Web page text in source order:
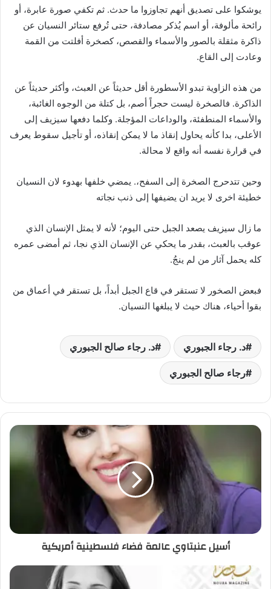
يوشكوا على تصديق أنهم تجاوزوا ما حدث. ثم تكفي صورة عابرة، أو
رائحة مألوفة، أو اسم يُذكر مصادفة، حتى تُرفع ستائر النسيان عن
ذاكرة مثقلة بالصور والأسماء والقصص، كصخرة أفلتت من القمة
وعادت إلى القاع.
من هذه الزاوية تبدو الأسطورة أقل حديثاً عن العبث، وأكثر حديثاً عن
الذاكرة. فالصخرة ليست حجراً أصم، بل كتلة من الوجوه الغائبة،
والأسماء المنطفئة، والوداعات المؤجلة. وكلما دفعها سيزيف إلى
الأعلى، بدا كأنه يحاول إنقاذ ما لا يمكن إنقاذه، أو تأجيل سقوط يعرف
في قرارة نفسه أنه واقع لا محالة.
وحين تتدحرج الصخرة إلى السفح،. يمضي خلفها بهدوء لان النسيان
خطيئة اخرى لا يريد ان يضيفها إلى ذنب نجاته
ما زال سيزيف يصعد الجبل حتى اليوم؛ لأنه لا يمثل الإنسان الذي
عوقب بالعبث، بقدر ما يحكي عن الإنسان الذي نجا، ثم أمضى عمره
كله يحمل آثار من لم ينجُ.
فبعض الصخور لا تستقر في قاع الجبل أبداً، بل تستقر في أعماق من
بقوا أحياء، هناك حيث لا يبلغها النسيان.
د. رجاء الجبوري د. رجاء صالح الجبوري
رجاء صالح الجبوري
أسيل عنبتاوي عالمة فضاء فلسطينية أمريكية